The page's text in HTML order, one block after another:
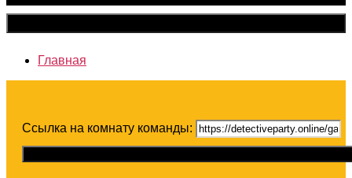
Главная
Ссылка на комнату команды: